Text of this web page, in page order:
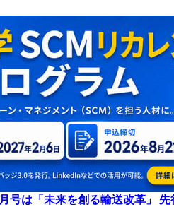
号は「未来を創る輸送改革」